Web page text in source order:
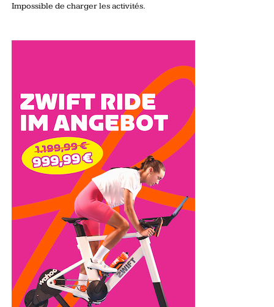
Impossible de charger les activités.